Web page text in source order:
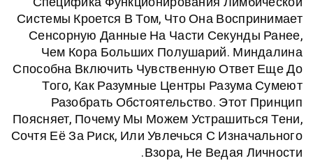
Системы Кроется В Том, Что Она
Сенсорную Данные На Части
Чем Кора Больших Полушарий.
Способна Включить Чувственную
Того, Как Разумные Центры
Разобрать Обстоятельство.
Поясняет, Почему Мы Можем
Сочтя Её За Риск, Или Увлечься С
Взора, Не Ведая